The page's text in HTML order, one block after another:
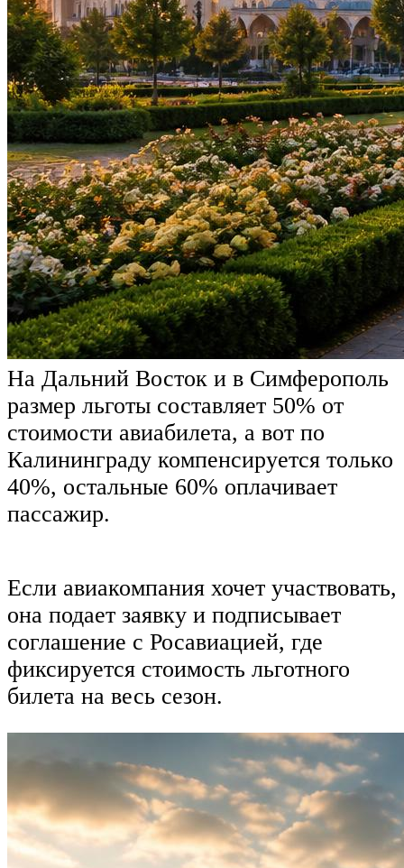
На Дальний Восток и в Симферополь
размер льготы составляет 50% от
стоимости авиабилета, а вот по
Калининграду компенсируется только
40%, остальные 60% оплачивает
пассажир.
Если авиакомпания хочет участвовать,
она подает заявку и подписывает
соглашение с Росавиацией, где
фиксируется стоимость льготного
билета на весь сезон.